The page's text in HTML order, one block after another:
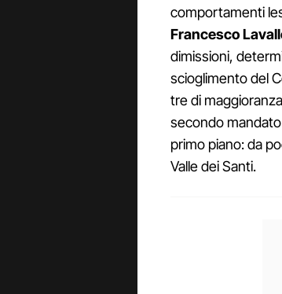
comportamenti
Francesco
dimissioni,
scioglimento del
tre di
secondo
primo piano: da
Valle dei Santi.